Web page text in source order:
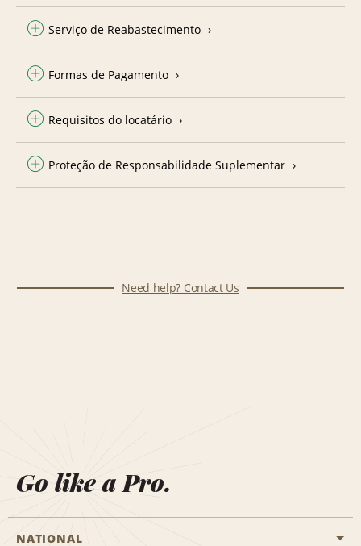
Serviço de Reabastecimento
Formas de Pagamento
Requisitos do locatário
Proteção de Responsabilidade Suplementar
Need help? Contact Us
Go like a Pro.
NATIONAL